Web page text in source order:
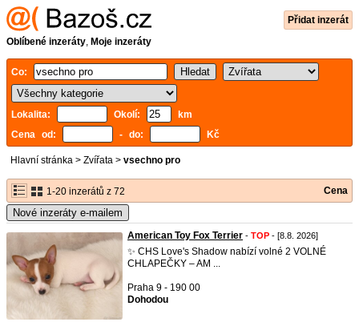
Přidat inzerát
Oblíbené inzeráty, Moje inzeráty
Co:
Lokalita: Okolí:
km
Cena od:
- do: Kč
Hlavní stránka > Zvířata > vsechno pro
1-20 inzerátů z 72 Cena
Nové inzeráty e-mailem
American Toy Fox Terrier - TOP - [8.8. 2026]
✨ CHS Love's Shadow nabízí volné 2 VOLNÉ
CHLAPEČKY – AM ...
Praha 9 - 190 00
Dohodou